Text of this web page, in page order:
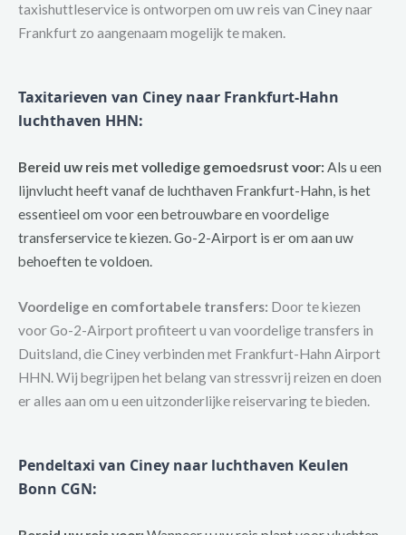
taxishuttleservice is ontworpen om uw reis van Ciney naar
Frankfurt zo aangenaam mogelijk te maken.
Taxitarieven van Ciney naar Frankfurt-Hahn
luchthaven HHN:
Bereid uw reis met volledige gemoedsrust voor: Als u een
lijnvlucht heeft vanaf de luchthaven Frankfurt-Hahn, is het
essentieel om voor een betrouwbare en voordelige
transferservice te kiezen. Go-2-Airport is er om aan uw
behoeften te voldoen.
Voordelige en comfortabele transfers: Door te kiezen
voor Go-2-Airport profiteert u van voordelige transfers in
Duitsland, die Ciney verbinden met Frankfurt-Hahn Airport
HHN. Wij begrijpen het belang van stressvrij reizen en doen
er alles aan om u een uitzonderlijke reiservaring te bieden.
Pendeltaxi van Ciney naar luchthaven Keulen
Bonn CGN: